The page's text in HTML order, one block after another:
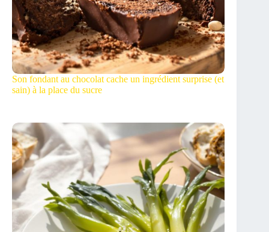
Son fondant au chocolat cache un ingrédient surprise (et
sain) à la place du sucre